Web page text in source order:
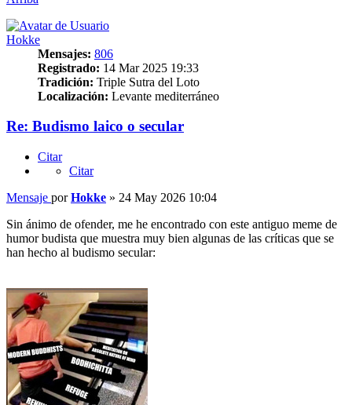
Hokke
Mensajes: 806
Registrado: 14 Mar 2025 19:33
Tradición: Triple Sutra del Loto
Localización: Levante mediterráneo
Re: Budismo laico o secular
Citar
Citar
Mensaje porHokke » 24 May 2026 10:04
Sin ánimo de ofender, me he encontrado con este antiguo meme de
humor budista que muestra muy bien algunas de las críticas que se
han hecho al budismo secular: